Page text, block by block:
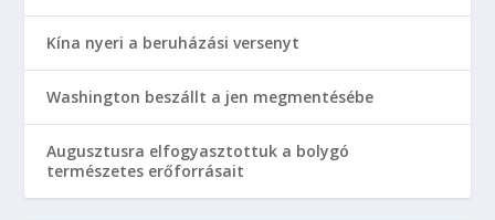
Kína nyeri a beruházási versenyt
Washington beszállt a jen megmentésébe
Augusztusra elfogyasztottuk a bolygó
természetes erőforrásait